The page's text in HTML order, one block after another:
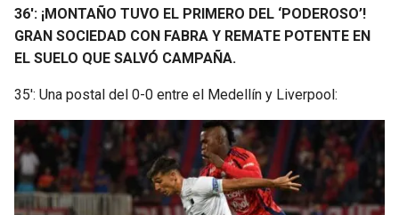
36′: ¡MONTAÑO TUVO EL PRIMERO DEL ‘PODEROSO’!
GRAN SOCIEDAD CON FABRA Y REMATE POTENTE EN
EL SUELO QUE SALVÓ CAMPAÑA.
35′: Una postal del 0-0 entre el Medellín y Liverpool: